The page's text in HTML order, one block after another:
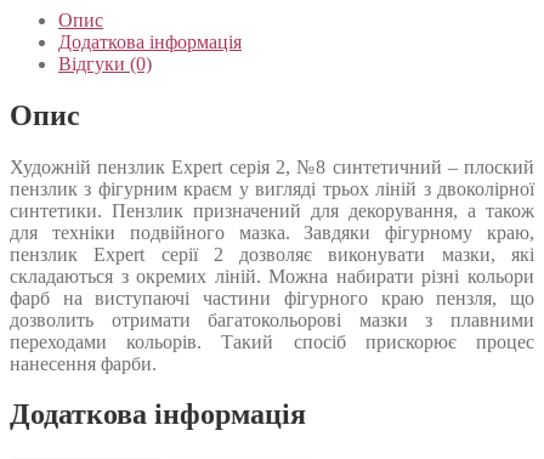
Опис
Додаткова інформація
Відгуки (0)
Опис
Художній пензлик Expert серія 2, №8 синтетичний – плоский
пензлик з фігурним краєм у вигляді трьох ліній з двоколірної
синтетики. Пензлик призначений для декорування, а також
для техніки подвійного мазка. Завдяки фігурному краю,
пензлик Expert серії 2 дозволяє виконувати мазки, які
складаються з окремих ліній. Можна набирати різні кольори
фарб на виступаючі частини фігурного краю пензля, що
дозволить отримати багатокольорові мазки з плавними
переходами кольорів. Такий спосіб прискорює процес
нанесення фарби.
Додаткова інформація